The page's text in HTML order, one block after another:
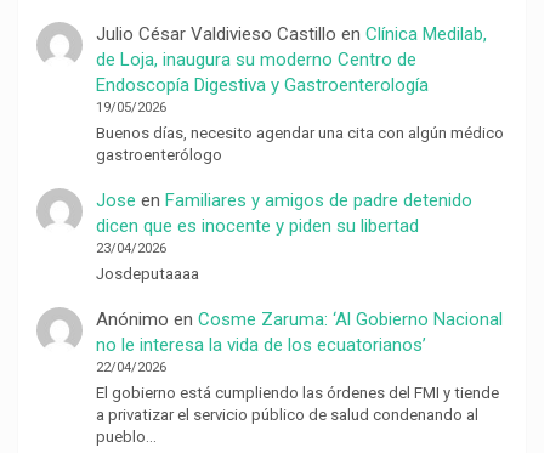
Julio César Valdivieso Castillo en Clínica Medilab,
de Loja, inaugura su moderno Centro de
Endoscopía Digestiva y Gastroenterología
19/05/2026
Buenos días, necesito agendar una cita con algún médico
gastroenterólogo
Jose en Familiares y amigos de padre detenido
dicen que es inocente y piden su libertad
23/04/2026
Josdeputaaaa
Anónimo en Cosme Zaruma: ‘Al Gobierno Nacional
no le interesa la vida de los ecuatorianos’
22/04/2026
El gobierno está cumpliendo las órdenes del FMI y tiende
a privatizar el servicio público de salud condenando al
pueblo…